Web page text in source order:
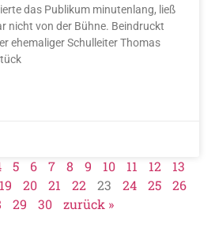
das Publikum minutenlang, ließ
nicht von der Bühne. Beindruckt
ehemaliger Schulleiter Thomas
5 6 7 8 9 10 11 12
13
19 20 21 22 23 24 25
26
29 30 zurück »